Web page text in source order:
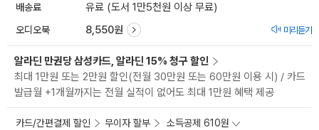
배송료 유료 (도서 1만5천원 이상 무료)
오디오북 8,550원 미리듣기
알라딘 만권당 삼성카드, 알라딘 15% 청구 할인
최대 1만원 또는 2만원 할인(전월 30만원 또는 60만원 이용 시) / 카드
발급월 +1개월까지는 전월 실적이 없어도 최대 1만원 혜택 제공
카드/간편결제 할인 무이자 할부 소득공제 610원